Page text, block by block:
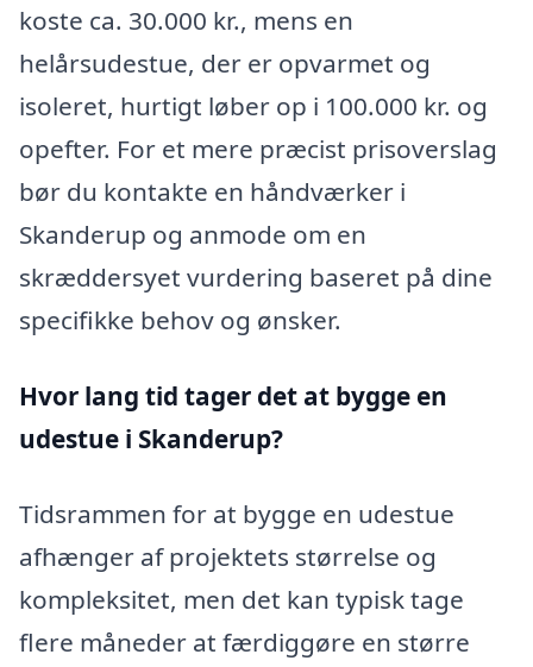
koste ca. 30.000 kr., mens en
helårsudestue, der er opvarmet og
isoleret, hurtigt løber op i 100.000 kr. og
opefter. For et mere præcist prisoverslag
bør du kontakte en håndværker i
Skanderup og anmode om en
skræddersyet vurdering baseret på dine
specifikke behov og ønsker.
Hvor lang tid tager det at bygge en
udestue i Skanderup?
Tidsrammen for at bygge en udestue
afhænger af projektets størrelse og
kompleksitet, men det kan typisk tage
flere måneder at færdiggøre en større